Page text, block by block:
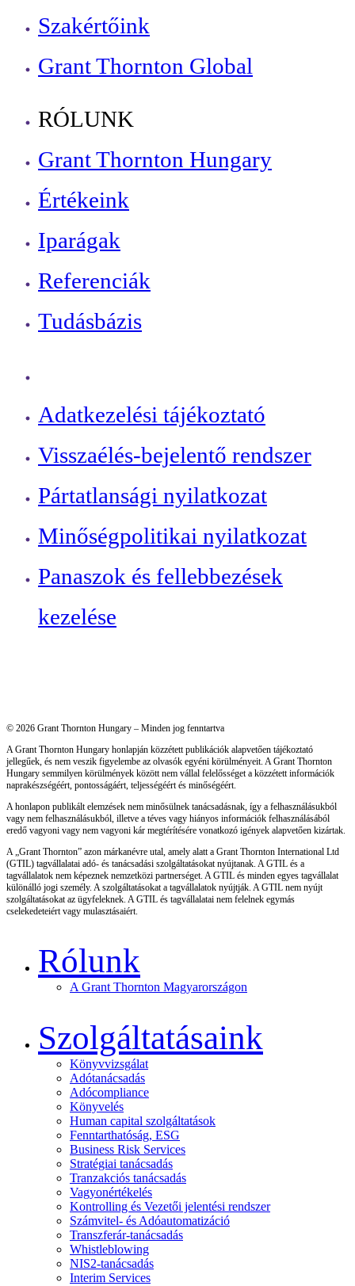
Szakértőink
Grant Thornton Global
RÓLUNK
Grant Thornton Hungary
Értékeink
Iparágak
Referenciák
Tudásbázis
Adatkezelési tájékoztató
Visszaélés-bejelentő rendszer
Pártatlansági nyilatkozat
Minőségpolitikai nyilatkozat
Panaszok és fellebbezések
kezelése
© 2026 Grant Thornton Hungary – Minden jog fenntartva
A Grant Thornton Hungary honlapján közzétett publikációk alapvetően tájékoztató
jellegűek, és nem veszik figyelembe az olvasók egyéni körülményeit. A Grant Thornton
Hungary semmilyen körülmények között nem vállal felelősséget a közzétett információk
naprakészségéért, pontosságáért, teljességéért és minőségéért.
A honlapon publikált elemzések nem minősülnek tanácsadásnak, így a felhasználásukból
vagy nem felhasználásukból, illetve a téves vagy hiányos információk felhasználásából
eredő vagyoni vagy nem vagyoni kár megtérítésére vonatkozó igények alapvetően kizártak.
A „Grant Thornton” azon márkanévre utal, amely alatt a Grant Thornton International Ltd
(GTIL) tagvállalatai adó- és tanácsadási szolgáltatásokat nyújtanak. A GTIL és a
tagvállalatok nem képeznek nemzetközi partnerséget. A GTIL és minden egyes tagvállalat
különálló jogi személy. A szolgáltatásokat a tagvállalatok nyújtják. A GTIL nem nyújt
szolgáltatásokat az ügyfeleknek. A GTIL és tagvállalatai nem felelnek egymás
cselekedeteiért vagy mulasztásaiért.
Rólunk
A Grant Thornton Magyarországon
Szolgáltatásaink
Könyvvizsgálat
Adótanácsadás
Adócompliance
Könyvelés
Human capital szolgáltatások
Fenntarthatóság, ESG
Business Risk Services
Stratégiai tanácsadás
Tranzakciós tanácsadás
Vagyonértékelés
Kontrolling és Vezetői jelentési rendszer
Számvitel- és Adóautomatizáció
Transzferár-tanácsadás
Whistleblowing
NIS2-tanácsadás
Interim Services